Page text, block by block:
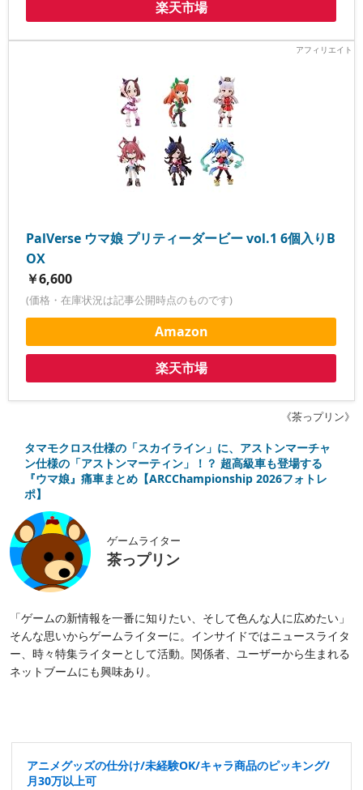
楽天市場
PalVerse ウマ娘 プリティーダービー vol.1 6個入りB
OX
￥6,600
(価格・在庫状況は記事公開時点のものです)
Amazon
楽天市場
《茶っプリン》
タマモクロス仕様の「スカイライン」に、アストンマーチャ
ン仕様の「アストンマーティン」！？ 超高級車も登場する
『ウマ娘』痛車まとめ【ARCChampionship 2026フォトレ
ポ】
ゲームライター
茶っプリン
「ゲームの新情報を一番に知りたい、そして色んな人に広めたい」
そんな思いからゲームライターに。インサイドではニュースライタ
ー、時々特集ライターとして活動。関係者、ユーザーから生まれる
ネットブームにも興味あり。
アニメグッズの仕分け/未経験OK/キャラ商品のピッキング/
月30万以上可